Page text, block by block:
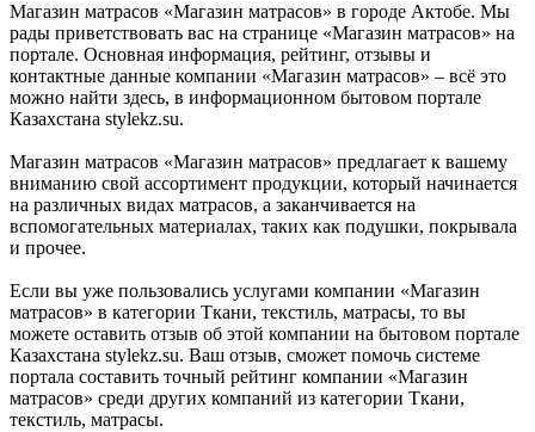
Магазин матрасов «Магазин матрасов» в городе Актобе. Мы
рады приветствовать вас на странице «Магазин матрасов» на
портале. Основная информация, рейтинг, отзывы и
контактные данные компании «Магазин матрасов» – всё это
можно найти здесь, в информационном бытовом портале
Казахстана stylekz.su.
Магазин матрасов «Магазин матрасов» предлагает к вашему
вниманию свой ассортимент продукции, который начинается
на различных видах матрасов, а заканчивается на
вспомогательных материалах, таких как подушки, покрывала
и прочее.
Если вы уже пользовались услугами компании «Магазин
матрасов» в категории Ткани, текстиль, матрасы, то вы
можете оставить отзыв об этой компании на бытовом портале
Казахстана stylekz.su. Ваш отзыв, сможет помочь системе
портала составить точный рейтинг компании «Магазин
матрасов» среди других компаний из категории Ткани,
текстиль, матрасы.